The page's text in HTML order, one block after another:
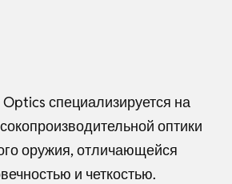
специализируется на
оптики
оружия, отличающейся
и четкостью.